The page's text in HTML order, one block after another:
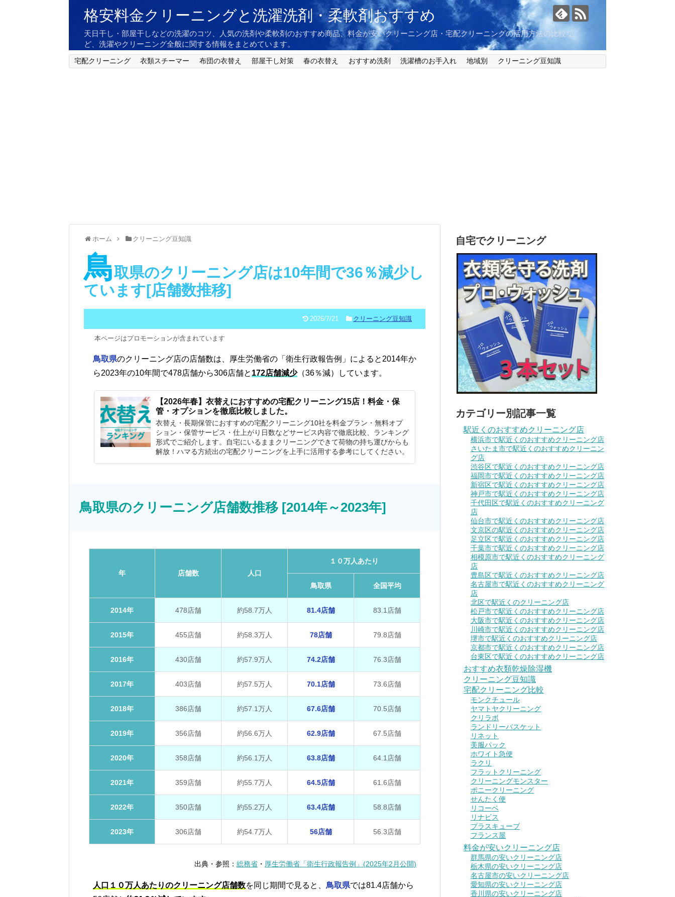
格安料金クリーニングと洗濯洗剤・柔軟剤おすすめ
天日干し・部屋干しなどの洗濯のコツ、人気の洗剤や柔軟剤のおすすめ商品、料金が安いクリーニング店・宅配クリーニングの活用方法の比較な
ど、洗濯やクリーニング全般に関する情報をまとめています。
宅配クリーニング 衣類スチーマー 布団の衣替え 部屋干し対策 春の衣替え おすすめ洗剤 洗濯槽のお手入れ 地域別 クリーニング豆知識
ホーム クリーニング豆知識
鳥取県のクリーニング店は10年間で36％減少し
ています[店舗数推移]
2026/7/21 クリーニング豆知識
本ページはプロモーションが含まれています
鳥取県のクリーニング店の店舗数は、厚生労働省の「衛生行政報告例」によると2014年か
ら2023年の10年間で478店舗から306店舗と 172店舗減少（36％減）しています。
【2026年春】衣替えにおすすめの宅配クリーニング15店！料金・保
管・オプションを徹底比較しました。
衣替え・長期保管におすすめの宅配クリーニング10社を料金プラン・無料オプ
ション・保管サービス・仕上がり日数などサービス内容で徹底比較、ランキング
形式でご紹介します。自宅にいるままクリーニングできて荷物の持ち運びからも
解放！ハマる方続出の宅配クリーニングを上手に活用する参考にしてください。
鳥取県のクリーニング店舗数推移 [2014年～2023年]
年 店舗数 人口
１０万人あたり
鳥取県 全国平均
2014年 478店舗 約58.7万人 81.4店舗 83.1店舗
2015年 455店舗 約58.3万人 78店舗 79.8店舗
2016年 430店舗 約57.9万人 74.2店舗 76.3店舗
2017年 403店舗 約57.5万人 70.1店舗 73.6店舗
2018年 386店舗 約57.1万人 67.6店舗 70.5店舗
2019年 356店舗 約56.6万人 62.9店舗 67.5店舗
2020年 358店舗 約56.1万人 63.8店舗 64.1店舗
2021年 359店舗 約55.7万人 64.5店舗 61.6店舗
2022年 350店舗 約55.2万人 63.4店舗 58.8店舗
2023年 306店舗 約54.7万人 56店舗 56.3店舗
出典・参照： 総務省 ・ 厚生労働省「衛生行政報告例」(2025年2月公開)
人口１０万人あたりのクリーニング店舗数を同じ期間で見ると、 鳥取県では81.4店舗から
自宅でクリーニング
カテゴリー別記事一覧
駅近くのおすすめクリーニング店
横浜市で駅近くのおすすめクリーニング店
さいたま市で駅近くのおすすめクリーニン
グ店
渋谷区で駅近くのおすすめクリーニング店
福岡市で駅近くのおすすめクリーニング店
新宿区で駅近くのおすすめクリーニング店
神戸市で駅近くのおすすめクリーニング店
千代田区で駅近くのおすすめクリーニング
店
仙台市で駅近くのおすすめクリーニング店
文京区の駅近くのおすすめクリーニング店
足立区で駅近くのおすすめクリーニング店
千葉市で駅近くのおすすめクリーニング店
相模原市で駅近くのおすすめクリーニング
店
豊島区で駅近くのおすすめクリーニング店
名古屋市で駅近くのおすすめクリーニング
店
北区で駅近くのクリーニング店
松戸市で駅近くのおすすめクリーニング店
大阪市で駅近くのおすすめクリーニング店
川崎市で駅近くのおすすめクリーニング店
堺市で駅近くのおすすめクリーニング店
京都市で駅近くのおすすめクリーニング店
台東区で駅近くのおすすめクリーニング店
おすすめ衣類乾燥除湿機
クリーニング豆知識
宅配クリーニング比較
モンクチュール
ヤマトヤクリーニング
クリラボ
ランドリーバスケット
リネット
美服パック
ホワイト急便
ラクリ
フラットクリーニング
クリーニングモンスター
ポニークリーニング
せんたく便
リコーベ
リナビス
プラスキューブ
フランス屋
料金が安いクリーニング店
群馬県の安いクリーニング店
栃木県の安いクリーニング店
名古屋市の安いクリーニング店
愛知県の安いクリーニング店
香川県の安いクリーニング店